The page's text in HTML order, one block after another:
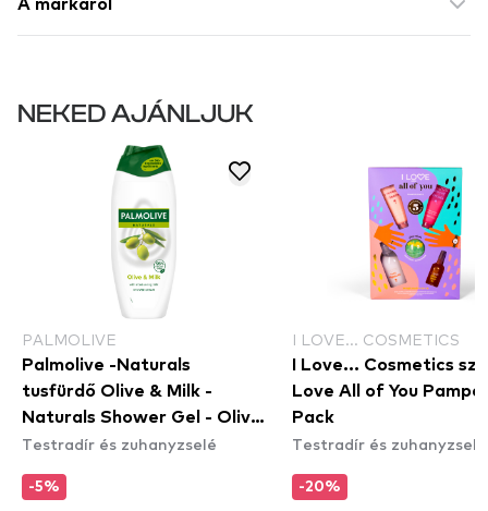
A márkáról
NEKED AJÁNLJUK
PALMOLIVE
Palmolive -Naturals
tusfürdő Olive & Milk -
Naturals Shower Gel - Olive
& Milk (500ml)
Testradír és zuhanyzselé
-5%
I LOVE... COSMETICS
I Love... Cosmetics
Love All of You
Pack
Testradír és zuhanyzselé
-20%